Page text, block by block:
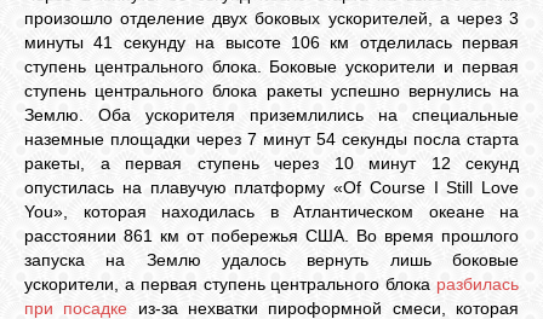
произошло отделение двух боковых ускорителей, а через 3
минуты 41 секунду на высоте 106 км отделилась первая
ступень центрального блока. Боковые ускорители и первая
ступень центрального блока ракеты успешно вернулись на
Землю. Оба ускорителя приземлились на специальные
наземные площадки через 7 минут 54 секунды посла старта
ракеты, а первая ступень через 10 минут 12 секунд
опустилась на плавучую платформу «Of Course I Still Love
You», которая находилась в Атлантическом океане на
расстоянии 861 км от побережья США. Во время прошлого
запуска на Землю удалось вернуть лишь боковые
ускорители, а первая ступень центрального блока разбилась
при посадке из-за нехватки пироформной смеси, которая